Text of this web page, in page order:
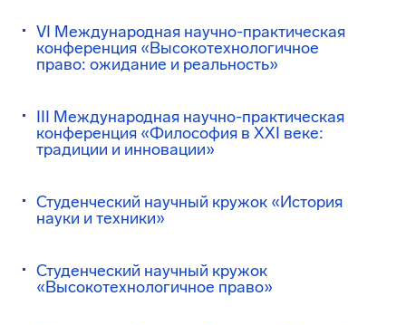
VI Международная научно-практическая
конференция «Высокотехнологичное
право: ожидание и реальность»
III Международная научно-практическая
конференция «Философия в XXI веке:
традиции и инновации»
Студенческий научный кружок «История
науки и техники»
Студенческий научный кружок
«Высокотехнологичное право»